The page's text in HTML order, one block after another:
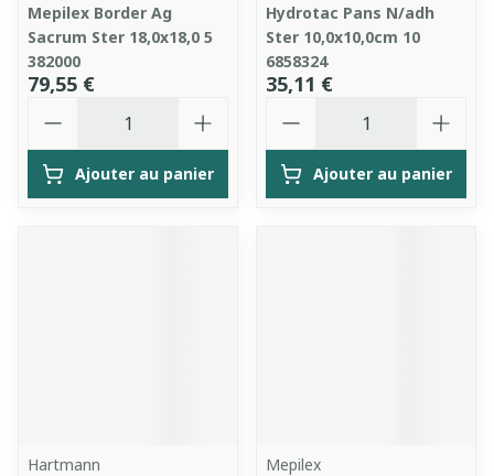
Mepilex Border Ag
Sacrum Ster 18,0x18,0 5
382000
79,55 €
Ajouter au panier
Hydrotac Pans N/adh
Ster 10,0x10,0cm 10
6858324
35,11 €
Ajouter au panier
Hartmann
Mepilex